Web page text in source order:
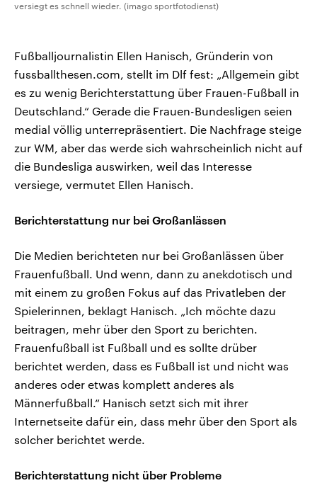
versiegt es schnell wieder. (imago sportfotodienst)
Fußballjournalistin Ellen Hanisch, Gründerin von
fussballthesen.com, stellt im Dlf fest: „Allgemein gibt
es zu wenig Berichterstattung über Frauen-Fußball in
Deutschland.“ Gerade die Frauen-Bundesligen seien
medial völlig unterrepräsentiert. Die Nachfrage steige
zur WM, aber das werde sich wahrscheinlich nicht auf
die Bundesliga auswirken, weil das Interesse
versiege, vermutet Ellen Hanisch.
Berichterstattung nur bei Großanlässen
Die Medien berichteten nur bei Großanlässen über
Frauenfußball. Und wenn, dann zu anekdotisch und
mit einem zu großen Fokus auf das Privatleben der
Spielerinnen, beklagt Hanisch. „Ich möchte dazu
beitragen, mehr über den Sport zu berichten.
Frauenfußball ist Fußball und es sollte drüber
berichtet werden, dass es Fußball ist und nicht was
anderes oder etwas komplett anderes als
Männerfußball.“ Hanisch setzt sich mit ihrer
Internetseite dafür ein, dass mehr über den Sport als
solcher berichtet werde.
Berichterstattung nicht über Probleme